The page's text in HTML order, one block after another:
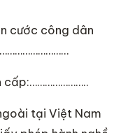
cước công dân
cấp:…………………..
tại Việt Nam